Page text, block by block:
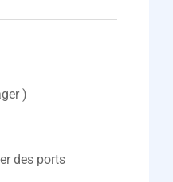
)
des ports